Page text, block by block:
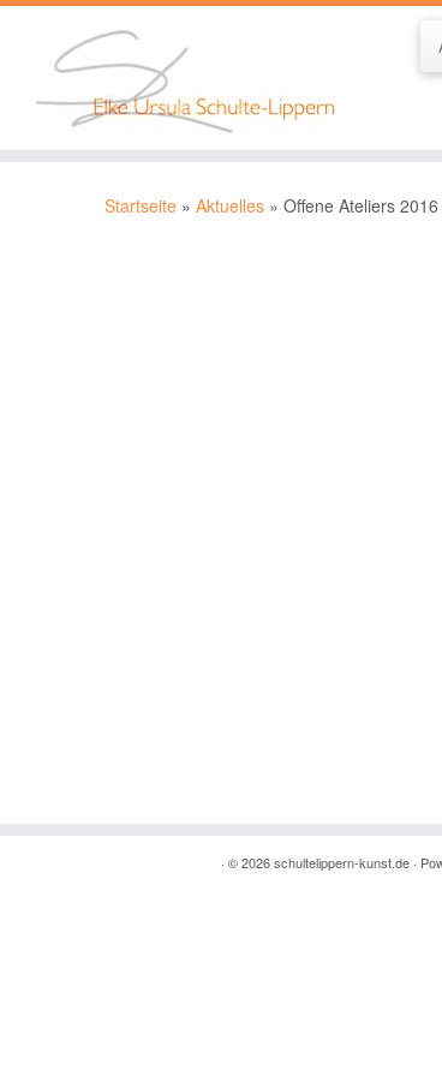
Startseite » Aktuelles » Offene Ateliers
· © 2026schultelippern-kunst.de ·